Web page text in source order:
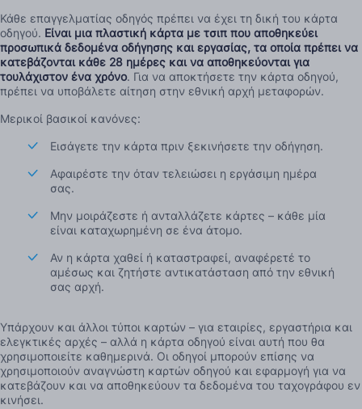
Κάθε επαγγελματίας οδηγός πρέπει να έχει τη δική του κάρτα
οδηγού. Είναι μια πλαστική κάρτα με τσιπ που αποθηκεύει
προσωπικά δεδομένα οδήγησης και εργασίας, τα οποία πρέπει να
κατεβάζονται κάθε 28 ημέρες και να αποθηκεύονται για
τουλάχιστον ένα χρόνο. Για να αποκτήσετε την κάρτα οδηγού,
πρέπει να υποβάλετε αίτηση στην εθνική αρχή μεταφορών.
Μερικοί βασικοί κανόνες:
Εισάγετε την κάρτα πριν ξεκινήσετε την οδήγηση.
Αφαιρέστε την όταν τελειώσει η εργάσιμη ημέρα
σας.
Μην μοιράζεστε ή ανταλλάζετε κάρτες – κάθε μία
είναι καταχωρημένη σε ένα άτομο.
Αν η κάρτα χαθεί ή καταστραφεί, αναφέρετέ το
αμέσως και ζητήστε αντικατάσταση από την εθνική
σας αρχή.
Υπάρχουν και άλλοι τύποι καρτών – για εταιρίες, εργαστήρια και
ελεγκτικές αρχές – αλλά η κάρτα οδηγού είναι αυτή που θα
χρησιμοποιείτε καθημερινά. Οι οδηγοί μπορούν επίσης να
χρησιμοποιούν αναγνώστη καρτών οδηγού και εφαρμογή για να
κατεβάζουν και να αποθηκεύουν τα δεδομένα του ταχογράφου εν
κινήσει.